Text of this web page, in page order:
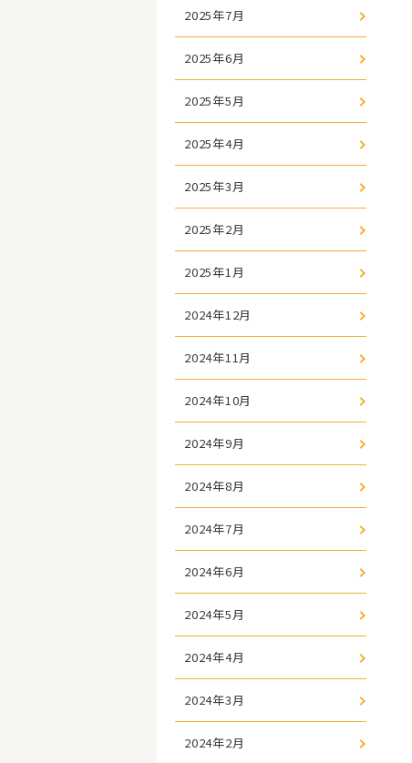
2025年7月
2025年6月
2025年5月
2025年4月
2025年3月
2025年2月
2025年1月
2024年12月
2024年11月
2024年10月
2024年9月
2024年8月
2024年7月
2024年6月
2024年5月
2024年4月
2024年3月
2024年2月